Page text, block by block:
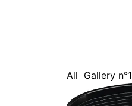
All Gallery n°1